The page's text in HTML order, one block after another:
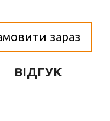
зараз
ВІДГУК